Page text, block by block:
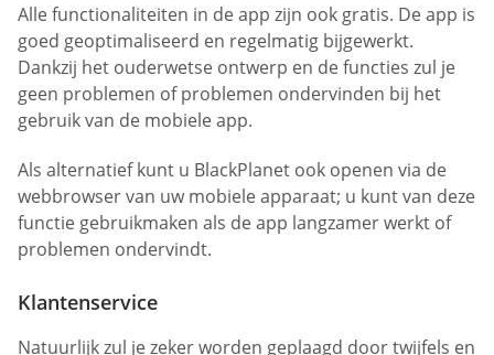
Alle functionaliteiten in de app zijn ook gratis. De app is
goed geoptimaliseerd en regelmatig bijgewerkt.
Dankzij het ouderwetse ontwerp en de functies zul je
geen problemen of problemen ondervinden bij het
gebruik van de mobiele app.
Als alternatief kunt u BlackPlanet ook openen via de
webbrowser van uw mobiele apparaat; u kunt van deze
functie gebruikmaken als de app langzamer werkt of
problemen ondervindt.
Klantenservice
Natuurlijk zul je zeker worden geplaagd door twijfels en